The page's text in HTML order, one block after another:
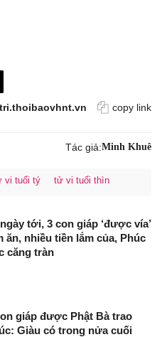
copy link
Tác giả:Minh Khuê
vi tuổi tý tử vi tuổi thìn
tới, 3 con giáp ‘được vía’
ăn, nhiều tiền lắm của, Phúc
căng tràn
giáp được Phật Bà trao
Giàu có trong nửa cuối